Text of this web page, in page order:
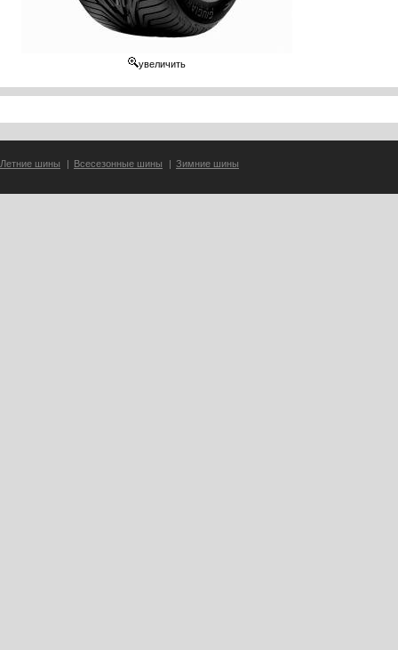
увеличить
Летние шины | Всесезонные шины | Зимние шины